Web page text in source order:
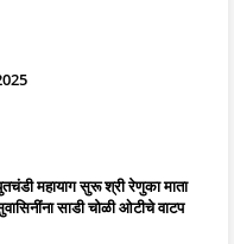
महायाग सुरू श्री रेणुका माता
साडी चोळी ओटीचे वाटप